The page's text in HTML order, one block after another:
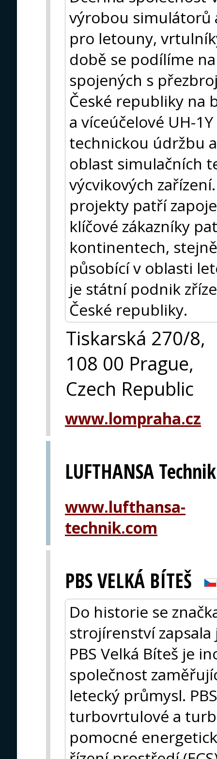
výrobou simulátorů
pro letouny,
době se podílíme
spojených s
České republiky na
a víceúčelové UH-
technickou údržbu
oblast simulačních
výcvikových
projekty patří
klíčové zákazníky
kontinentech,
působící v oblasti
je státní podnik
České republiky.
Tiskarská 270/8,
108 00 Prague,
Czech Republic
www.lompraha.cz
LUFTHANSA Technik
www.lufthansa-
technik.com
PBS VELKÁ BÍTEŠ
Do historie se
strojírenství
PBS Velká Bíteš je
společnost
letecký průmysl.
turbovrtulové a
pomocné